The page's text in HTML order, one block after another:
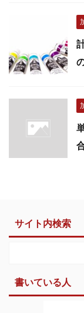
サイト内検索
書いている人